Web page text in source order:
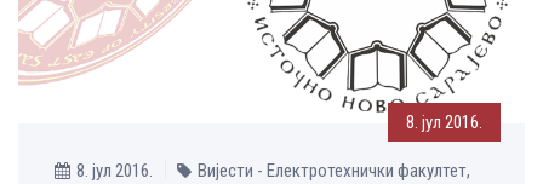
8. јул 2016.
8. јул 2016.
Вијести - Електротехнички факултет,